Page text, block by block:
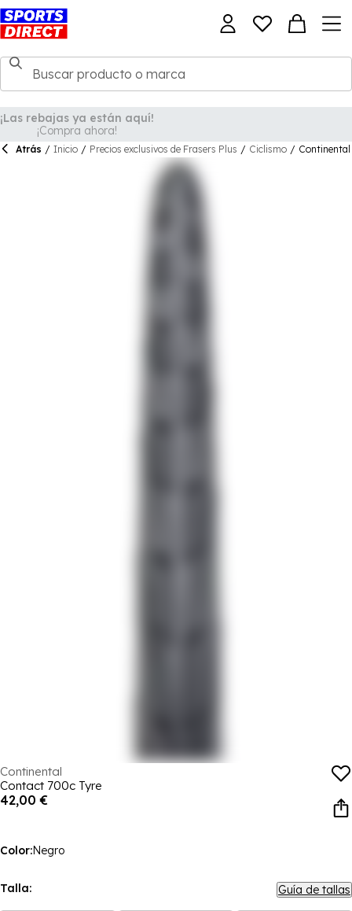
¡Las rebajas ya están aquí!
¡Compra ahora!
Atrás / Inicio / Precios exclusivos de Frasers Plus / Ciclismo /
Continental
Contact 700c Tyre
42,00 €
Color:Negro
Talla: Guía de tallas